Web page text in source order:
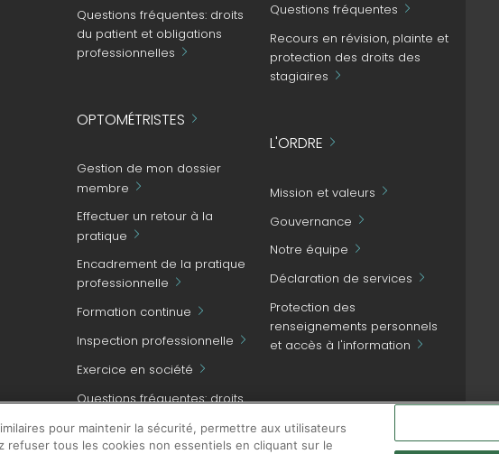
Questions fréquentes: droits
du patient et obligations
professionnelles
OPTOMÉTRISTES
Gestion de mon dossier
membre
Effectuer un retour à la
pratique
Encadrement de la pratique
professionnelle
Formation continue
Inspection professionnelle
Exercice en société
Questions fréquentes: droits
professionnelles
Questions fréquentes
Recours en révision, plainte et
protection des droits des
stagiaires
L'ORDRE
Mission et valeurs
Gouvernance
Notre équipe
Déclaration de services
Protection des
renseignements personnels
et accès à l'information
pour maintenir la sécurité, permettre aux utilisateurs
refuser tous les cookies non essentiels en cliquant sur le